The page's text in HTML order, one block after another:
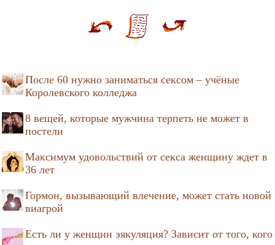
После 60 нужно заниматься сексом – учёные
Королевского колледжа
8 вещей, которые мужчина терпеть не может в
постели
Максимум удовольствий от секса женщину ждет в
36 лет
Гормон, вызывающий влечение, может стать новой
виагрой
Есть ли у женщин эякуляция? Зависит от того, кого